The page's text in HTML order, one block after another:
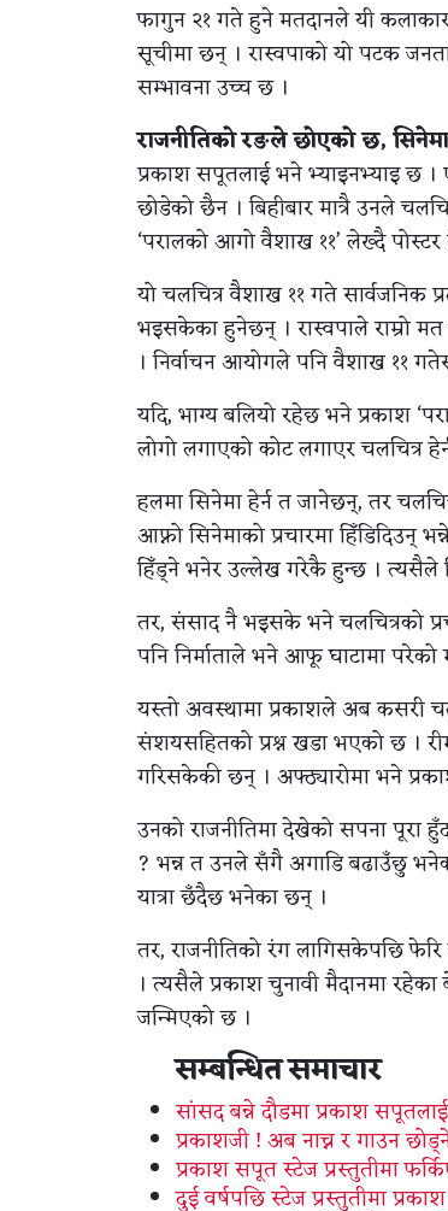
फागुन २१ गते हुने मतदानले यी
सूचीमा छन् । रास्वपाको यो पटक
सम्भावना उच्च छ ।
राजनीतिको रङले छोएको छ,
प्रकाश सपूतलाई भने भ्याइनभ्याइ छ ।
छोडेको छैन । बिहीबार मात्रै उनले
‘परालको आगो वैशाख ११’ लेख्दै
यो चलचित्र वैशाख ११ गते सार्वजनिक
भइसकेका हुनेछन् । रास्वपाले राम्रो
। निर्वाचन आयोगले पनि वैशाख ११
यदि, भाग्य बलियो रहेछ भने प्रकाश
लोगो लगाएको कोट लगाएर चलचित्र
हलमा सिनेमा हेर्न त जानेछन्, तर
आफ्नो सिनेमाको प्रचारमा हिँडिदिउन्
हिँड्ने भनेर उल्लेख गरेकै हुन्छ । त्यसैले
तर, संसाद नै भइसके भने चलचित्रको
पनि निर्माताले भने आफू घाटामा
यस्तो अवस्थामा प्रकाशले अब कसरी
संशयसहितको प्रश्न खडा भएको छ ।
गरिसकेकी छन् । अफ्ठ्यारोमा भने
उनको राजनीतिमा देखेको सपना पूरा
? भन्न त उनले सँगै अगाडि बढाउँछु
यात्रा छँदैछ भनेका छन् ।
तर, राजनीतिको रंग लागिसकेपछि
। त्यसैले प्रकाश चुनावी मैदानमा
जन्मिएको छ ।
सम्बन्धित समाचार
सांसद बन्ने दौडमा प्रकाश
प्रकाशजी ! अब नाच्न र गाउन
प्रकाश सपूत स्टेज प्रस्तुतीमा
दुई वर्षपछि स्टेज प्रस्तुतीमा